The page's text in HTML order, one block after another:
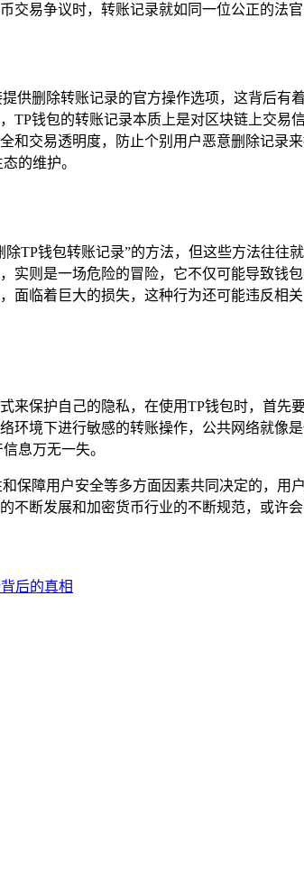
交易争议时，转账记录就如同一位公正的法
供删除转账记录的官方操作选项，这背后
TP钱包的转账记录本质上是对区块链上交
和交易透明度，防止个别用户恶意删除记录
的维护。
TP钱包转账记录”的方法，但这些方法往
实则是一场危险的冒险，它不仅可能导致
面临着巨大的损失，这种行为还可能违反相
来保护自己的隐私，在使用TP钱包时，首先
环境下进行敏感的转账操作，公共网络就像
息万无一失。
保障用户安全等多方面因素共同决定的，用
不断发展和加密货币行业的不断规范，或
后的真相